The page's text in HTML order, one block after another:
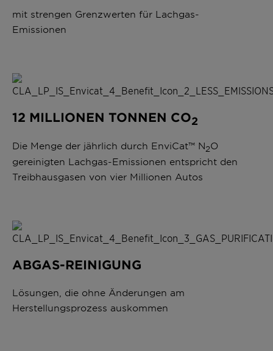
mit strengen Grenzwerten für Lachgas-
Emissionen
12 MILLIONEN TONNEN CO2
Die Menge der jährlich durch EnviCat™ N2O
gereinigten Lachgas-Emissionen entspricht den
Treibhausgasen von vier Millionen Autos
ABGAS-REINIGUNG
Lösungen, die ohne Änderungen am
Herstellungsprozess auskommen